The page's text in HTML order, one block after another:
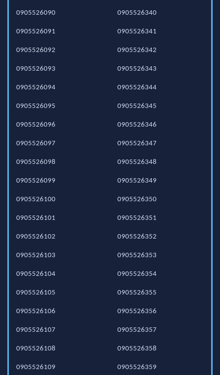
0905526090
0905526091
0905526092
0905526093
0905526094
0905526095
0905526096
0905526097
0905526098
0905526099
0905526100
0905526101
0905526102
0905526103
0905526104
0905526105
0905526106
0905526107
0905526108
0905526109
0905526340
0905526341
0905526342
0905526343
0905526344
0905526345
0905526346
0905526347
0905526348
0905526349
0905526350
0905526351
0905526352
0905526353
0905526354
0905526355
0905526356
0905526357
0905526358
0905526359